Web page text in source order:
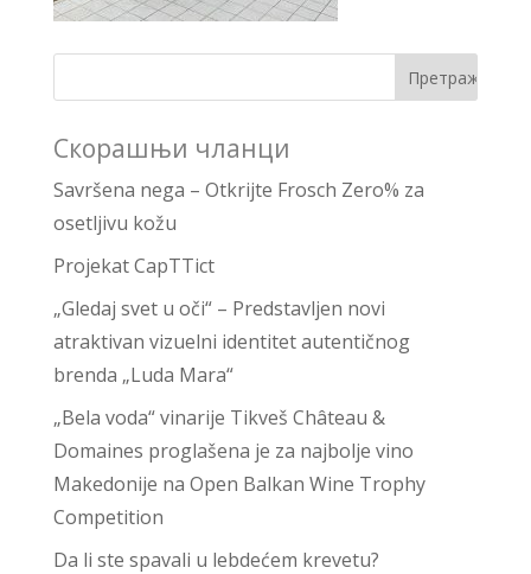
Скорашњи чланци
Savršena nega – Otkrijte Frosch Zero% za
osetljivu kožu
Projekat CapTTict
„Gledaj svet u oči“ – Predstavljen novi
atraktivan vizuelni identitet autentičnog
brenda „Luda Mara“
„Bela voda“ vinarije Tikveš Château &
Domaines proglašena je za najbolje vino
Makedonije na Open Balkan Wine Trophy
Competition
Da li ste spavali u lebdećem krevetu?